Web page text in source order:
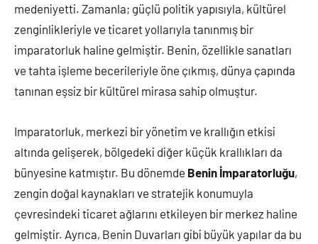
medeniyetti. Zamanla; güçlü politik yapısıyla, kültürel
zenginlikleriyle ve ticaret yollarıyla tanınmış bir
imparatorluk haline gelmiştir. Benin, özellikle sanatları
ve tahta işleme becerileriyle öne çıkmış, dünya çapında
tanınan eşsiz bir kültürel mirasa sahip olmuştur.
Imparatorluk, merkezi bir yönetim ve krallığın etkisi
altında gelişerek, bölgedeki diğer küçük krallıkları da
bünyesine katmıştır. Bu dönemde Benin İmparatorluğu,
zengin doğal kaynakları ve stratejik konumuyla
çevresindeki ticaret ağlarını etkileyen bir merkez haline
gelmiştir. Ayrıca, Benin Duvarları gibi büyük yapılar da bu